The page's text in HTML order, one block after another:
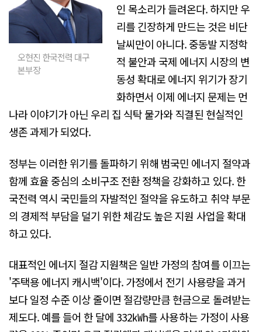
오현진 한국전력 대구
본부장
인 목소리가 들려온다. 하지만 우
리를 긴장하게 만드는 것은 비단
날씨만이 아니다. 중동발 지정학
적 불안과 국제 에너지 시장의 변
동성 확대로 에너지 위기가 장기
화하면서 이제 에너지 문제는 먼
나라 이야기가 아닌 우리 집 식탁 물가와 직결된 현실적인
생존 과제가 되었다.
정부는 이러한 위기를 돌파하기 위해 범국민 에너지 절약과
함께 효율 중심의 소비구조 전환 정책을 강화하고 있다. 한
국전력 역시 국민들의 자발적인 절약을 유도하고 취약 부문
의 경제적 부담을 덜기 위한 체감도 높은 지원 사업을 확대
하고 있다.
대표적인 에너지 절감 지원책은 일반 가정의 참여를 이끄는
'주택용 에너지 캐시백'이다. 가정에서 전기 사용량을 과거
보다 일정 수준 이상 줄이면 절감량만큼 현금으로 돌려받는
제도다. 예를 들어 한 달에 332㎾h를 사용하는 가정이 사용